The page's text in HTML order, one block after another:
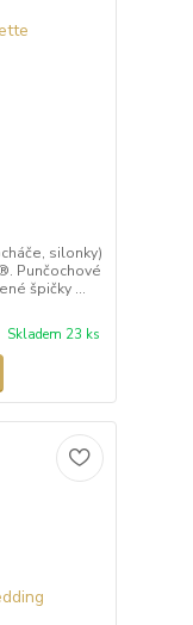
silonky)
Punčochové
špičky ...
Skladem 23 ks